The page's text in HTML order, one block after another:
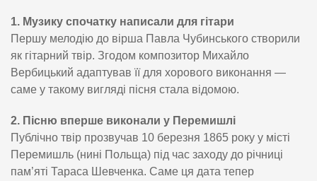
1. Музику спочатку написали для гітари
Першу мелодію до вірша Павла Чубинського створили
як гітарний твір. Згодом композитор Михайло
Вербицький адаптував її для хорового виконання —
саме у такому вигляді пісня стала відомою.
2. Пісню вперше виконали у Перемишлі
Публічно твір прозвучав 10 березня 1865 року у місті
Перемишль (нині Польща) під час заходу до річниці
пам’яті Тараса Шевченка. Саме ця дата тепер